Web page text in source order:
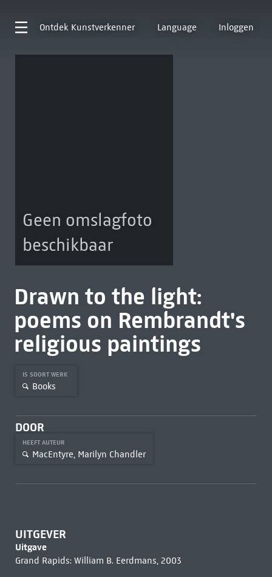
Ontdek Kunstverkenner Language Inloggen
Geen omslagfoto
beschikbaar
Drawn to the light:
poems on Rembrandt's
religious paintings
IS SOORT WERK
Books
DOOR
HEEFT AUTEUR
MacEntyre, Marilyn Chandler
UITGEVER
Uitgave
Grand Rapids: William B. Eerdmans, 2003